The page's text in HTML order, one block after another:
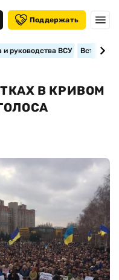
Поддержать
и руководства ВСУ
В КРИВОМ